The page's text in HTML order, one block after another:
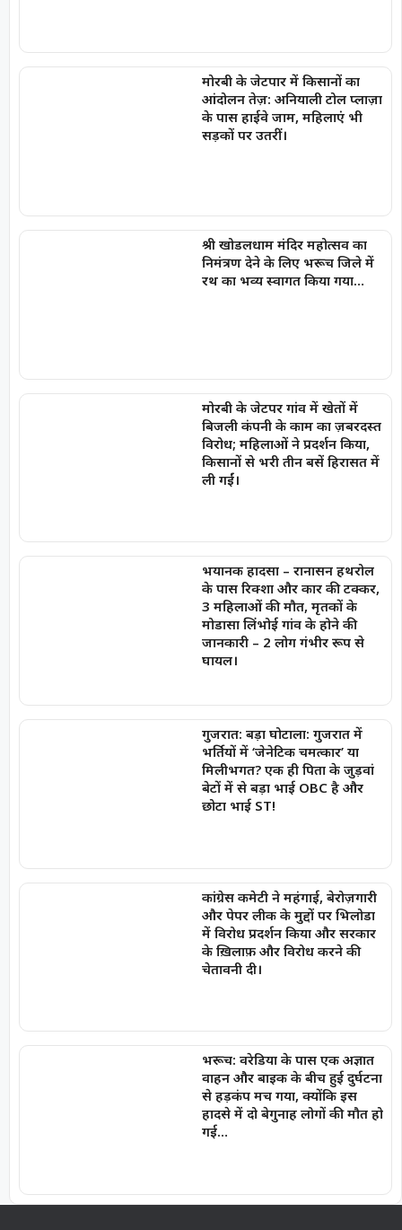
मोरबी के जेटपार में किसानों का
आंदोलन तेज़: अनियाली टोल प्लाज़ा
के पास हाईवे जाम, महिलाएं भी
सड़कों पर उतरीं।
श्री खोडलधाम मंदिर महोत्सव का
निमंत्रण देने के लिए भरूच जिले में
रथ का भव्य स्वागत किया गया…
मोरबी के जेटपर गांव में खेतों में
बिजली कंपनी के काम का ज़बरदस्त
विरोध; महिलाओं ने प्रदर्शन किया,
किसानों से भरी तीन बसें हिरासत में
ली गईं।
भयानक हादसा – रानासन हथरोल
के पास रिक्शा और कार की टक्कर,
3 महिलाओं की मौत, मृतकों के
मोडासा लिंभोई गांव के होने की
जानकारी – 2 लोग गंभीर रूप से
घायल।
गुजरात: बड़ा घोटाला: गुजरात में
भर्तियों में ‘जेनेटिक चमत्कार’ या
मिलीभगत? एक ही पिता के जुड़वां
बेटों में से बड़ा भाई OBC है और
छोटा भाई ST!
कांग्रेस कमेटी ने महंगाई, बेरोज़गारी
और पेपर लीक के मुद्दों पर भिलोडा
में विरोध प्रदर्शन किया और सरकार
के ख़िलाफ़ और विरोध करने की
चेतावनी दी।
भरूच: वरेडिया के पास एक अज्ञात
वाहन और बाइक के बीच हुई दुर्घटना
से हड़कंप मच गया, क्योंकि इस
हादसे में दो बेगुनाह लोगों की मौत हो
गई…